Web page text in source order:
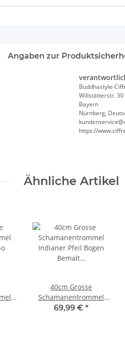
Angaben zur
Buddhastyle-
Willstätterstr. 30
Bayern
Nürnberg,
https://
Ähnliche Artikel
40cm Grosse
Schamanentrommel
Indianer Pfeil Bogen
69,99 € *